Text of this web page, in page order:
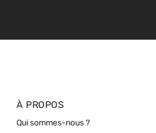
À PROPOS
Qui sommes-nous ?